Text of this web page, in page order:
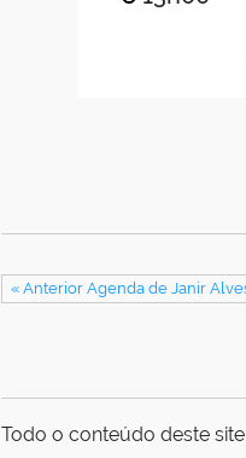
« Anterior Agenda de Janir
Todo o conteúdo deste